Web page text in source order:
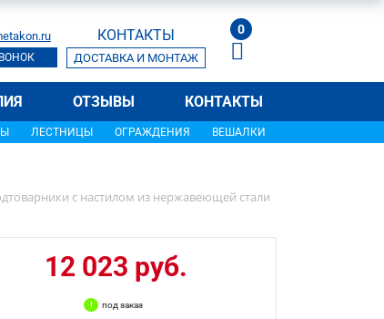
КОНТАКТЫ
ДОСТАВКА И МОНТАЖ
0
ОТЗЫВЫ КОНТАКТЫ
ЛЕСТНИЦЫ ОГРАЖДЕНИЯ ВЕШАЛКИ
с настилом из нержавеющей стали
12 023 руб.
под заказ